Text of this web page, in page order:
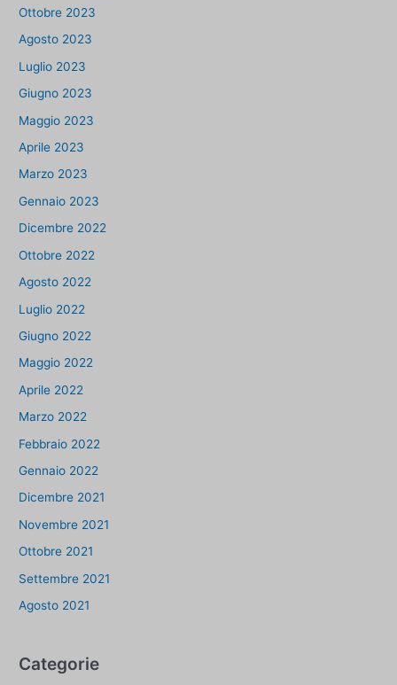
Ottobre 2023
Agosto 2023
Luglio 2023
Giugno 2023
Maggio 2023
Aprile 2023
Marzo 2023
Gennaio 2023
Dicembre 2022
Ottobre 2022
Agosto 2022
Luglio 2022
Giugno 2022
Maggio 2022
Aprile 2022
Marzo 2022
Febbraio 2022
Gennaio 2022
Dicembre 2021
Novembre 2021
Ottobre 2021
Settembre 2021
Agosto 2021
Categorie